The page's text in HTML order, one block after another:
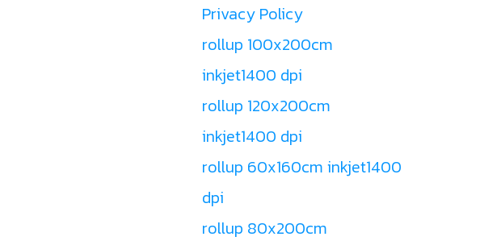
Privacy Policy
rollup 100x200cm
inkjet1400 dpi
rollup 120x200cm
inkjet1400 dpi
rollup 60x160cm inkjet1400
dpi
rollup 80x200cm